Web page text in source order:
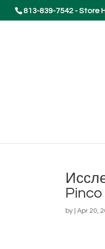
813-839-7542 - Store
Pinco
by |Apr 20,